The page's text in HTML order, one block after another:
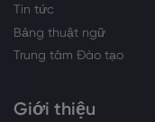
Tin tức
Bảng thuật ngữ
Trung tâm Đào tạo
Giới thiệu